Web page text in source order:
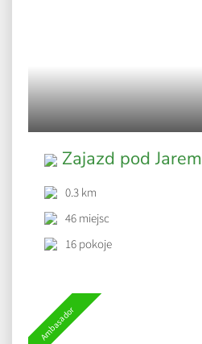
Zajazd pod Jarem
0.3 km
46 miejsc
16 pokoje
Ambasador